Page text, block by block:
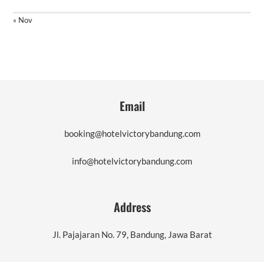
« Nov
Email
booking@hotelvictorybandung.com
info@hotelvictorybandung.com
Address
Jl. Pajajaran No. 79, Bandung, Jawa Barat